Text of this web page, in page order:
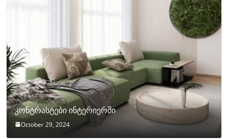
კონტრასტები ინტერიერში
October 29, 2024